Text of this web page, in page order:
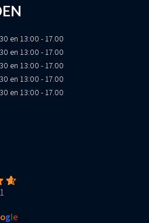
en 13:00 - 17.00
en 13:00 - 17.00
en 13:00 - 17.00
en 13:00 - 17.00
en 13:00 - 17.00
ogle